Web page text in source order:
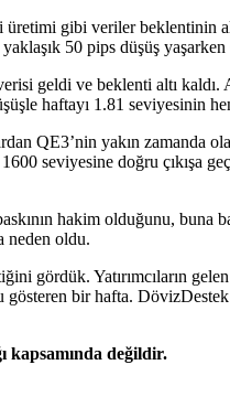
gibi veriler beklentinin
50 pips düşüş yaşarken
geldi ve beklenti altı
haftayı 1.81 seviyesinin
QE3’nin yakın zamanda
seviyesine doğru çıkışa
hakim olduğunu, buna
neden oldu.
gördük. Yatırımcıların
bir hafta.
kapsamında değildir.